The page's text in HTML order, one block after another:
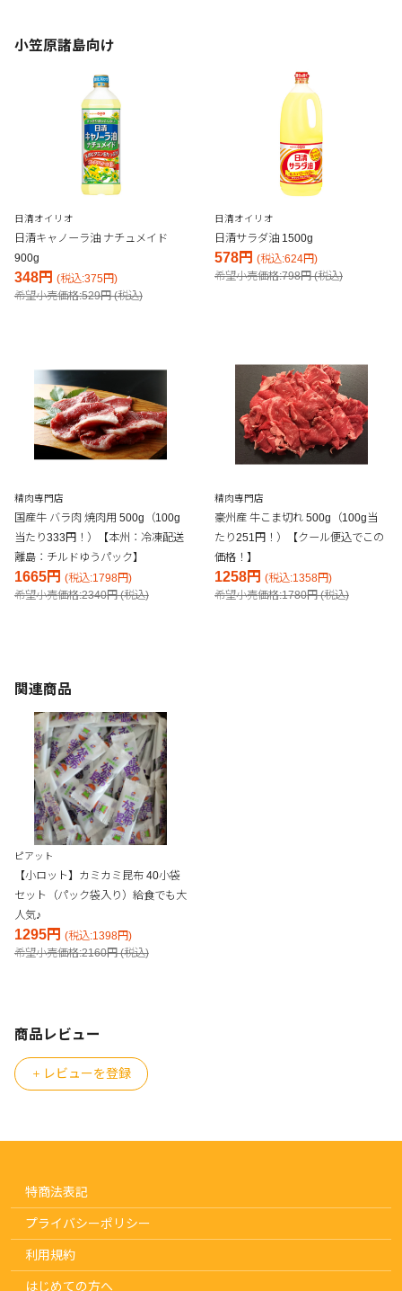
小笠原諸島向け
日清オイリオ
日清キャノーラ油 ナチュメイド
900g
348円 (税込:375円)
希望小売価格:529円 (税込)
日清オイリオ
日清サラダ油 1500g
578円 (税込:624円)
希望小売価格:798円 (税込)
精肉専門店
国産牛 バラ肉 焼肉用 500g（100g
当たり333円！）【本州：冷凍配送
離島：チルドゆうパック】
1665円 (税込:1798円)
希望小売価格:2340円 (税込)
精肉専門店
豪州産 牛こま切れ 500g（100g当
たり251円！）【クール便込でこの
価格！】
1258円 (税込:1358円)
希望小売価格:1780円 (税込)
関連商品
ピアット
【小ロット】カミカミ昆布 40小袋
セット（パック袋入り）給食でも大
人気♪
1295円 (税込:1398円)
希望小売価格:2160円 (税込)
商品レビュー
レビューを登録
特商法表記
プライバシーポリシー
利用規約
はじめての方へ